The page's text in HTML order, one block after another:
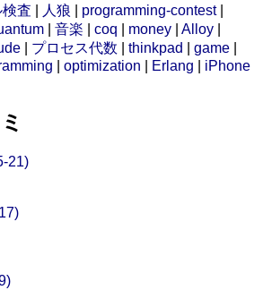
査 人狼 programming-contest|
音楽 coq money Alloy
プロセス代数 thinkpad game
optimization Erlang
iPhone
21)